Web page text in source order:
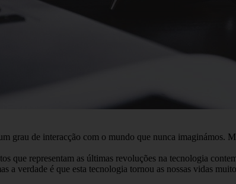
grau de interacção com o mundo que nunca imaginámos.
que representam as últimas revoluções na tecnologia
a verdade é que esta tecnologia tornou as nossas vidas